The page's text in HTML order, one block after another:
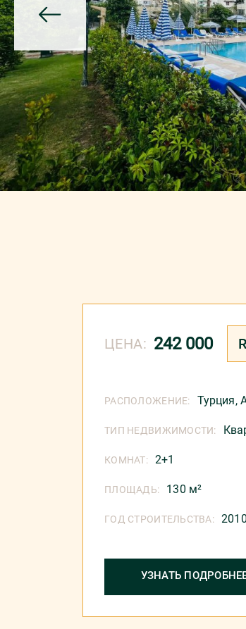
ЦЕНА: 242 000
РАСПОЛОЖЕНИЕ: Турция,
ТИП НЕДВИЖИМОСТИ:
КОМНАТ: 2+1
ПЛОЩАДЬ: 130 м²
ГОД СТРОИТЕЛЬСТВА: 2010
УЗНАТЬ